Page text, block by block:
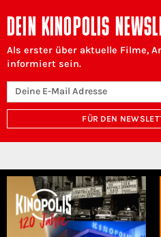
DEIN KINOPOLIS
Als erster über aktuelle Filme,
informiert sein.
FÜR DEN